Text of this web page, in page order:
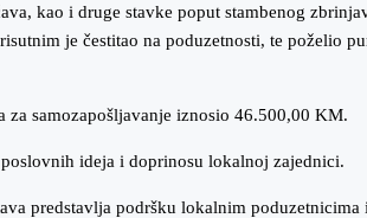
kao i druge stavke poput stambenog
je čestitao na poduzetnosti, te poželio
samozapošljavanje iznosio 46.500,00 KM.
ideja i doprinosu lokalnoj zajednici.
predstavlja podršku lokalnim poduzetnicima